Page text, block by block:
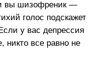
вы шизофреник —
голос подскажет
у вас депрессия
все равно не